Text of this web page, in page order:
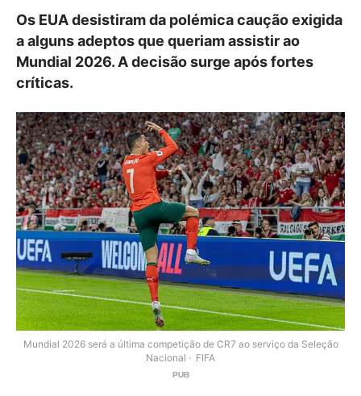
Os EUA desistiram da polémica caução exigida
a alguns adeptos que queriam assistir ao
Mundial 2026. A decisão surge após fortes
críticas.
Mundial 2026 será a última competição de CR7 ao serviço da Seleção
Nacional
FIFA